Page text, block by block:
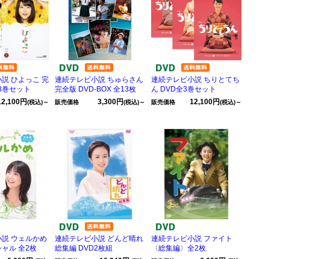
ひよっこ 完
セット
円(税込)～
連続テレビ小説 ちゅらさん
完全版 DVD-BOX 全13枚
販売価格 3,300円(税込)～
連続テレビ小説 ちりとてち
ん DVD全3巻セット
販売価格 12,100円(税込)～
ウェルかめ
ル 全2枚
連続テレビ小説 どんど晴れ
総集編 DVD2枚組
連続テレビ小説 ファイト
〈総集編〉全2枚